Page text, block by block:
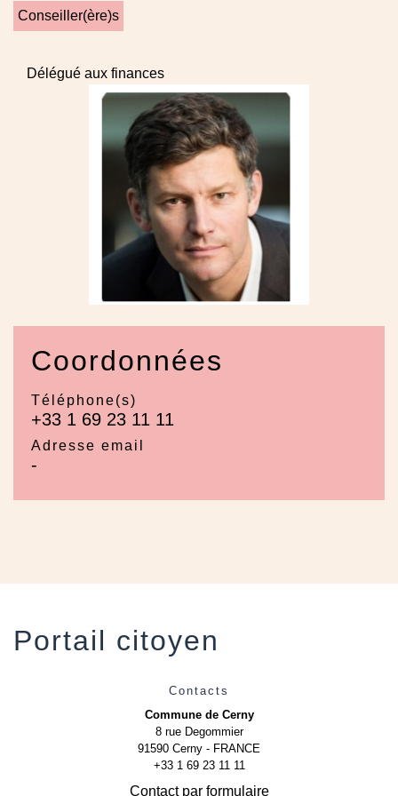
Conseiller(ère)s
Délégué aux finances
Coordonnées
Téléphone(s)
+33 1 69 23 11 11
Adresse email
-
Portail citoyen
Contacts
Commune de Cerny
8 rue Degommier
91590 Cerny - FRANCE
+33 1 69 23 11 11
Contact par formulaire